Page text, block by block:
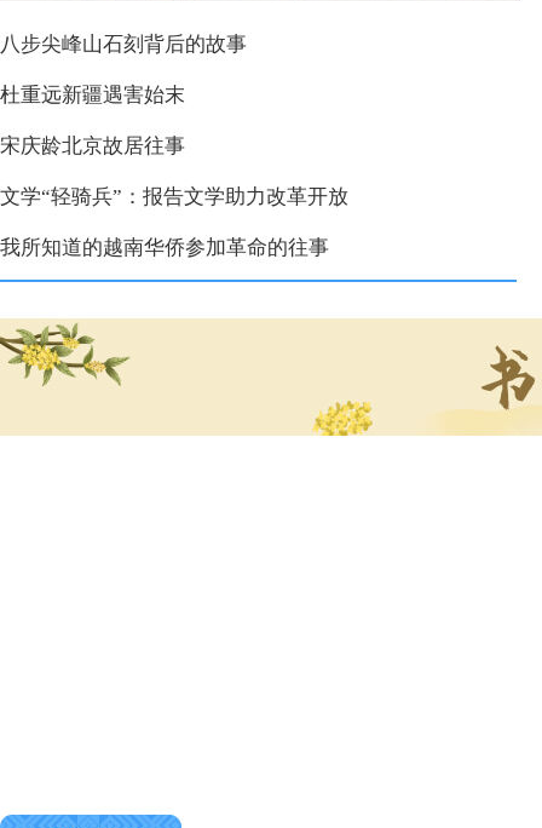
八步尖峰山石刻背后的故事
杜重远新疆遇害始末
宋庆龄北京故居往事
文学“轻骑兵”：报告文学助力改革开放
我所知道的越南华侨参加革命的往事